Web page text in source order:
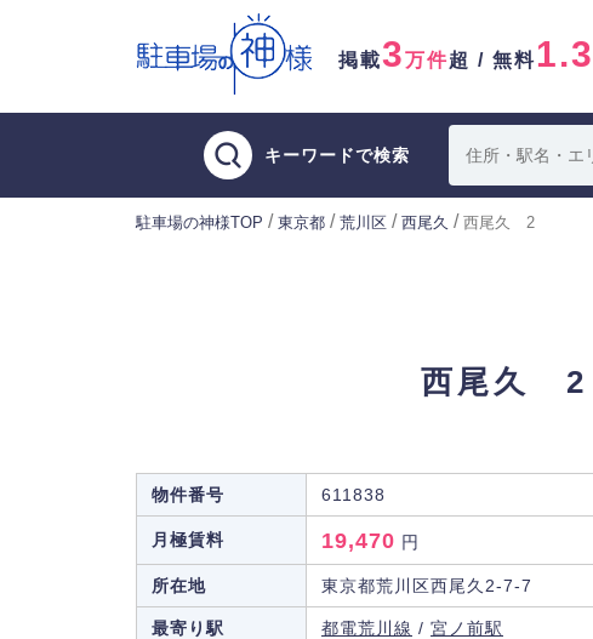
掲載3万件超 / 無料1.3
キーワードで検索
駐車場の神様TOP / 東京都 / 荒川区 / 西尾久 / 西尾久 2
西尾久 2
物件番号 611838
月極賃料 19,470 円
所在地 東京都荒川区西尾久2-7-7
最寄り駅 都電荒川線 / 宮ノ前駅